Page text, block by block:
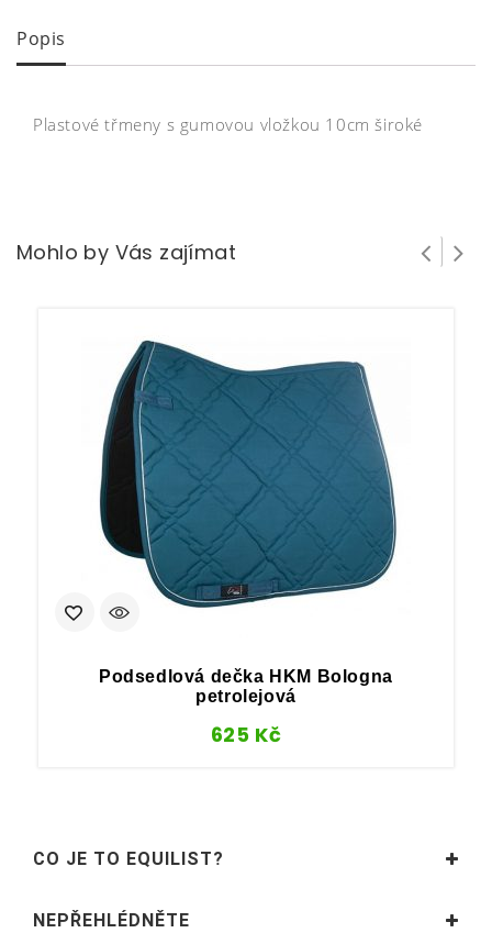
Popis
Plastové třmeny s gumovou vložkou 10cm široké
Mohlo by Vás zajímat
Podsedlová dečka HKM Bologna
petrolejová
625 Kč
CO JE TO EQUILIST?
NEPŘEHLÉDNĚTE